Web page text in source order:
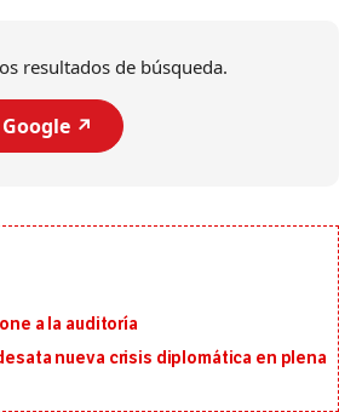
resultados de búsqueda.
↗️
a la auditoría
nueva crisis diplomática en plena
al sur de Japón, provocando una